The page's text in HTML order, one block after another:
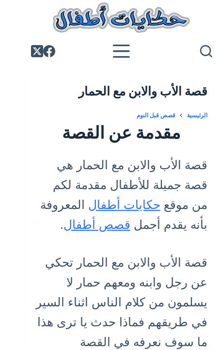
المحتوى
قصة الأب والابن مع الحمار
الرئيسية قصص قبل النوم
مقدمة عن القصة
قصة الأب والابن مع الحمار هي
قصة جميلة للأطفال مقدمة لكم
من موقع حكايات أطفال المعروفة
بأنه يقدم أجمل قصص أطفال.
قصة الأب والابن مع الحمار تحكي
عن رجل وابنه ومعهم حمار لا
يسلمون من كلام الناس اثناء السير
في طريقهم فماذا حدث يا ترى هذا
ما سوف نعرفه في القصة